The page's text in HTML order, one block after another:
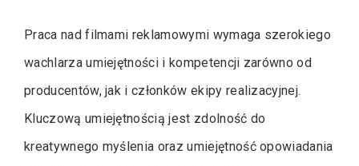
Praca nad filmami reklamowymi wymaga szerokiego
wachlarza umiejętności i kompetencji zarówno od
producentów, jak i członków ekipy realizacyjnej.
Kluczową umiejętnością jest zdolność do
kreatywnego myślenia oraz umiejętność opowiadania